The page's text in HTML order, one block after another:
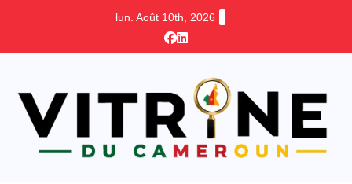
lun. Août 10th, 2026